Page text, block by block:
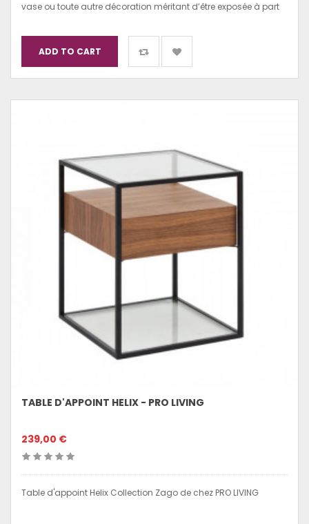
vase ou toute autre décoration méritant d’être exposée à part
ADD TO CART
TABLE D'APPOINT HELIX - PRO LIVING
239,00 €
Table d'appoint Helix Collection Zago de chez PRO LIVING